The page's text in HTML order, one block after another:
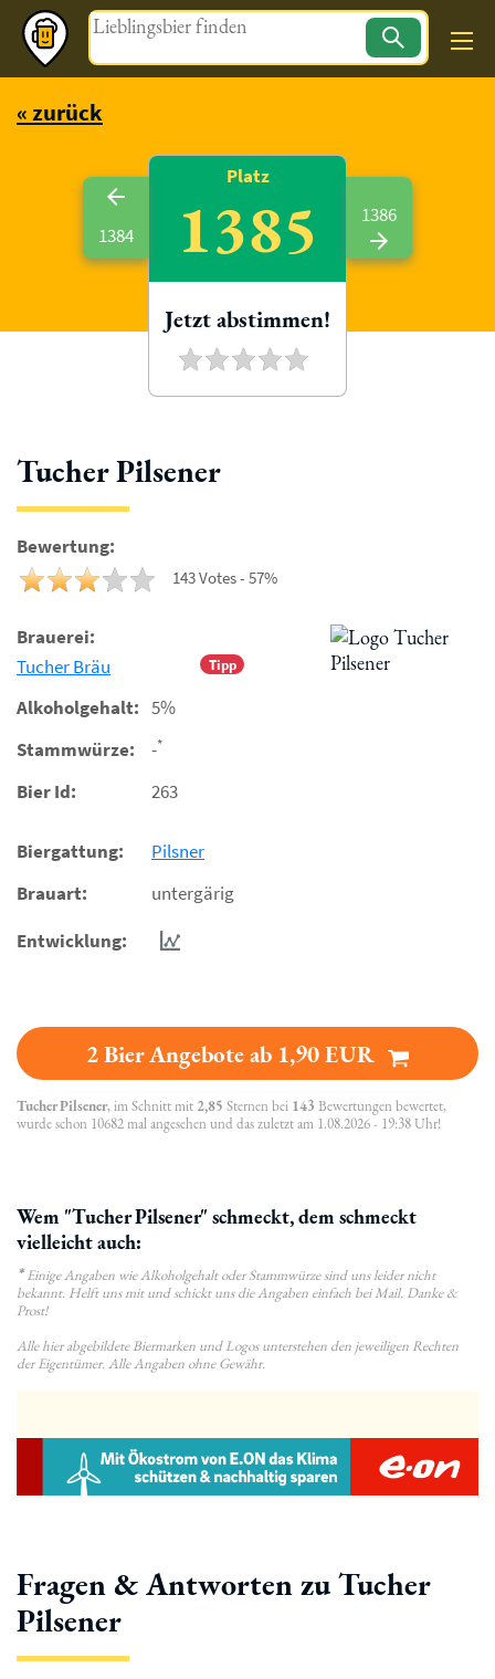
Magazin
« zurück
Tucher Pilsener
Bewertung:
143 Votes - 57%
Brauerei:
Tipp
Tucher Bräu
Alkoholgehalt: 5%
Stammwürze:
-*
Bier Id: 263
Biergattung:
Pilsner
Brauart:
untergärig
Entwicklung:
2 Bier Angebote ab 1,90 EUR
Tucher Pilsener, im Schnitt mit 2,85 Sternen bei 143 Bewertungen bewertet,
wurde schon 10682 mal angesehen und das zuletzt am 1.08.2026 - 19:38 Uhr!
Wem "Tucher Pilsener" schmeckt, dem schmeckt
vielleicht auch:
*Einige Angaben wie Alkoholgehalt oder Stammwürze sind uns leider nicht
bekannt. Helft uns mit und schickt uns die Angaben einfach bei Mail. Danke &
Prost!
Alle hier abgebildete Biermarken und Logos unterstehen den jeweiligen Rechten
der Eigentümer. Alle Angaben ohne Gewähr.
1384
Platz
1385
Jetzt abstimmen!
1386
Fragen & Antworten zu Tucher
Pilsener